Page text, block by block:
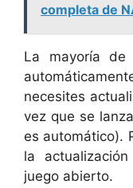
completa de
La mayoría de
necesites
vez que se
es automático).
la
juego abierto.